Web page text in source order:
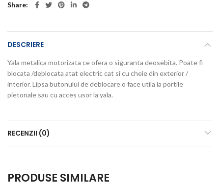
Share
DESCRIERE
Yala metalica motorizata ce ofera o siguranta deosebita. Poate fi
blocata /deblocata atat electric cat si cu cheie din exterior /
interior. Lipsa butonului de deblocare o face utila la portile
pietonale sau cu acces usor la yala.
RECENZII (0)
PRODUSE SIMILARE